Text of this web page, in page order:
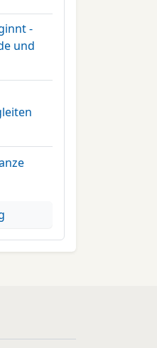
-
und